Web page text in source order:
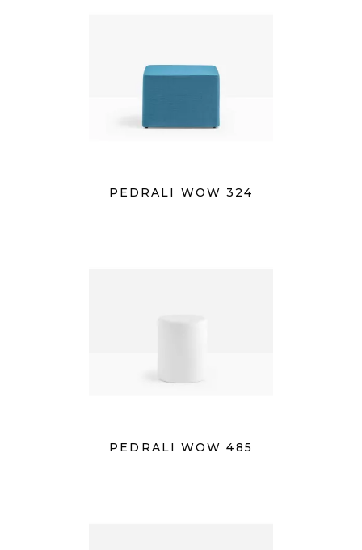
PEDRALI WOW 324
PEDRALI WOW 485